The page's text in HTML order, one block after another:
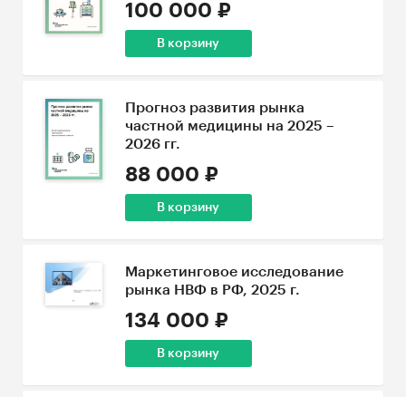
100 000 ₽
В корзину
Прогноз развития рынка
частной медицины на 2025 –
2026 гг.
88 000 ₽
В корзину
Маркетинговое исследование
рынка НВФ в РФ, 2025 г.
134 000 ₽
В корзину